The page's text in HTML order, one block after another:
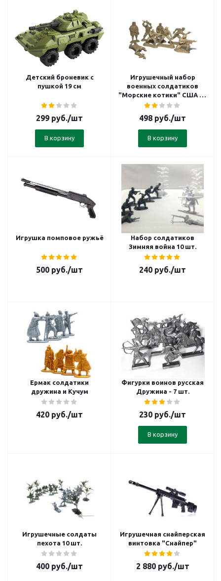
Детский броневик с
пушкой 19 см
299 руб./шт
В корзину
Игрушечный набор
военных солдатиков
"Морские котики" США - 8
шт.
498 руб./шт
В корзину
Игрушка помповое ружьё
500 руб./шт
Набор солдатиков
Зимняя война 10 шт.
240 руб./шт
Ермак солдатики
дружина и Кучум
420 руб./шт
Фигурки воинов русская
Дружина - 7 шт.
230 руб./шт
В корзину
Игрушечные солдаты
пехота 10 шт.
400 руб./шт
Игрушечная снайперская
винтовка "Снайпер"
2 880руб./шт